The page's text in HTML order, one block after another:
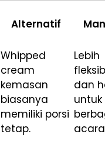
Alternatif
Whipped
cream
kemasan
biasanya
memiliki porsi
tetap.
Lebih
dan
untuk